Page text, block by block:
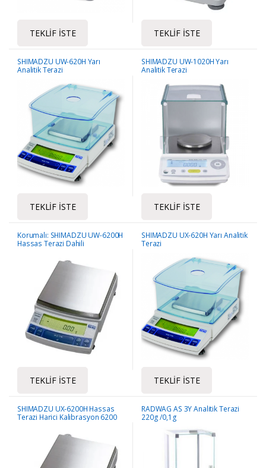
TEKLIF İSTE TEKLIF İSTE
SHIMADZU UW-620H Yarı
Analitik Terazi
TEKLIF İSTE
SHIMADZU UW-1020H Yarı
Analitik Terazi
TEKLIF İSTE
Korumalı: SHIMADZU UW-6200H
Hassas Terazi Dahili
TEKLIF İSTE
SHIMADZU UX-620H Yarı Analitik
Terazi
TEKLIF İSTE
SHIMADZU UX-6200H Hassas
Terazi Harici Kalibrasyon 6200
RADWAG AS 3Y Analitik Terazi
220g /0,1g